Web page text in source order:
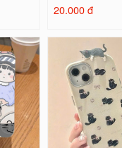
20.000 đ